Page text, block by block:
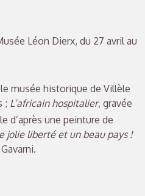
Léon Dierx, du 27 avril au
musée historique de Villèle
; L’africain hospitalier, gravée
d’après une peinture de
jolie liberté et un beau pays !